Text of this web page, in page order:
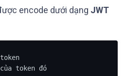
encode dưới dạng JWT
JWT → là hình dạng của token đó